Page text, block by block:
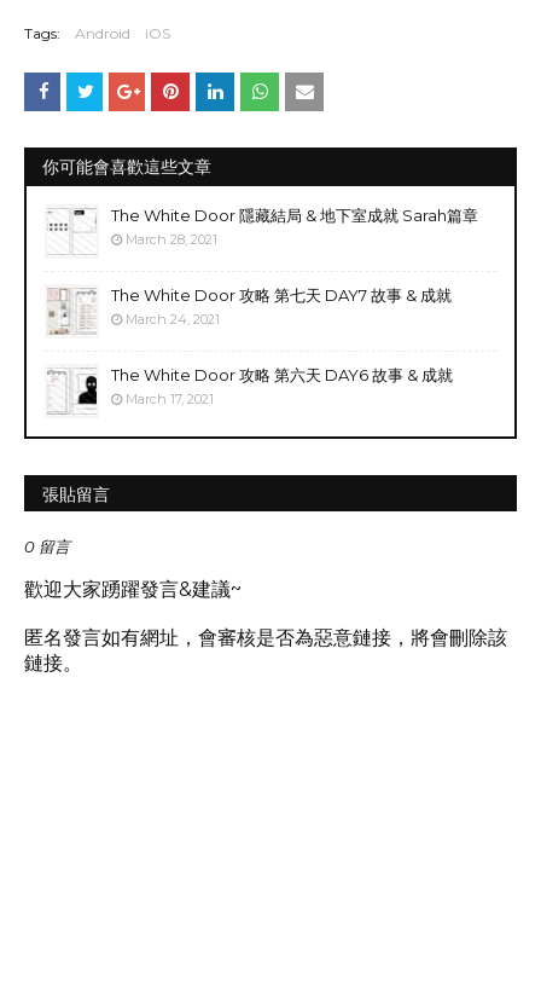
Tags: Android iOS
你可能會喜歡這些文章
The White Door 隱藏結局 & 地下室成就 Sarah篇章
March 28, 2021
The White Door 攻略 第七天 DAY7 故事 & 成就
March 24, 2021
The White Door 攻略 第六天 DAY6 故事 & 成就
March 17, 2021
張貼留言
0 留言
歡迎大家踴躍發言&建議~
匿名發言如有網址，會審核是否為惡意鏈接，將會刪除該
鏈接。